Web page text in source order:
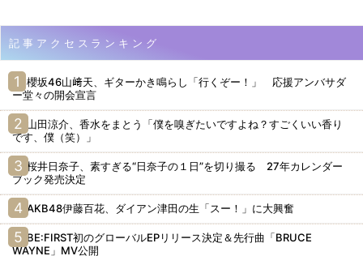
記事アクセスランキング
櫻坂46山﨑天、ギターかき鳴らし「行くぞー！」 応援アンバサダ
ー堂々の開会宣言
山田涼介、香水をまとう「僕を嗅ぎたいですよね？すごくいい香り
です、僕（笑）」
桜井日奈子、素すぎる“日奈子の１日”を切り撮る 27年カレンダー
ブック発売決定
AKB48伊藤百花、ダイアン津田の生「スー！」に大興奮
BE:FIRST初のグローバルEPリリース決定＆先行曲「BRUCE
WAYNE」MV公開